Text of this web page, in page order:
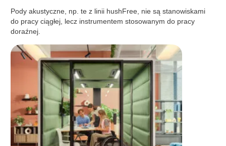
Pody akustyczne, np. te z linii hushFree, nie są stanowiskami
do pracy ciągłej, lecz instrumentem stosowanym do pracy
doraźnej.